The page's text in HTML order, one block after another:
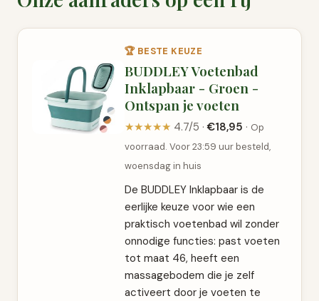
🏆 BESTE KEUZE
BUDDLEY Voetenbad
Inklapbaar - Groen -
Ontspan je voeten
★★★★★ 4.7/5 ·€18,95 · Op
voorraad. Voor 23:59 uur besteld,
woensdag in huis
De BUDDLEY Inklapbaar is de
eerlijke keuze voor wie een
praktisch voetenbad wil zonder
onnodige functies: past voeten
tot maat 46, heeft een
massagebodem die je zelf
activeert door je voeten te